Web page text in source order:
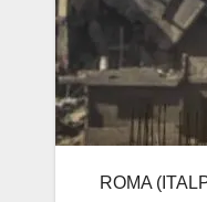
ROMA